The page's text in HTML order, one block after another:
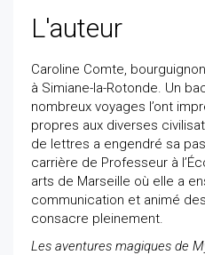
L'auteur
Caroline Comte,
à Simiane-la-Rotonde. Un
nombreux voyages l’ont
propres aux diverses
de lettres a engendré sa
carrière de Professeur à
arts de Marseille où elle a
communication et animé
consacre pleinement.
Les aventures magiques de